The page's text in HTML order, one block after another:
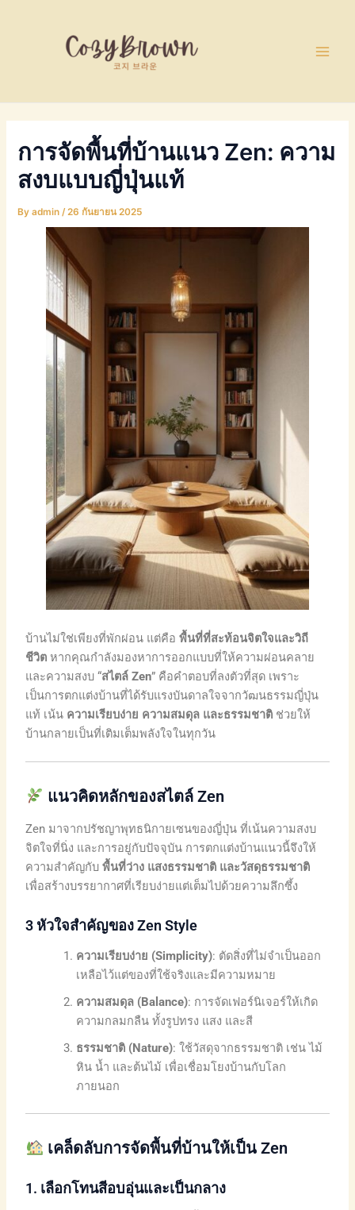
การจัดพื้นที่บ้านแนว Zen: ความ
สงบแบบญี่ปุ่นแท้
Byadmin/26 กันยายน 2025
บ้านไม่ใช่เพียงที่พักผ่อน แต่คือพื้นที่ที่สะท้อนจิตใจและวิถี
ชีวิต หากคุณกำลังมองหาการออกแบบที่ให้ความผ่อนคลาย
และความสงบ “สไตล์ Zen” คือคำตอบที่ลงตัวที่สุด เพราะ
เป็นการตกแต่งบ้านที่ได้รับแรงบันดาลใจจากวัฒนธรรมญี่ปุ่น
แท้ เน้น ความเรียบง่าย ความสมดุล และธรรมชาติ ช่วยให้
บ้านกลายเป็นที่เติมเต็มพลังใจในทุกวัน
แนวคิดหลักของสไตล์ Zen
Zen มาจากปรัชญาพุทธนิกายเซนของญี่ปุ่น ที่เน้นความสงบ
จิตใจที่นิ่ง และการอยู่กับปัจจุบัน การตกแต่งบ้านแนวนี้จึงให้
ความสำคัญกับพื้นที่ว่าง แสงธรรมชาติ และวัสดุธรรมชาติ
เพื่อสร้างบรรยากาศที่เรียบง่ายแต่เต็มไปด้วยความลึกซึ้ง
3 หัวใจสำคัญของ Zen Style
ความเรียบง่าย (Simplicity): ตัดสิ่งที่ไม่จำเป็นออก
เหลือไว้แต่ของที่ใช้จริงและมีความหมาย
ความสมดุล (Balance): การจัดเฟอร์นิเจอร์ให้เกิด
ความกลมกลืน ทั้งรูปทรง แสง และสี
ธรรมชาติ (Nature): ใช้วัสดุจากธรรมชาติ เช่น ไม้
หิน น้ำ และต้นไม้ เพื่อเชื่อมโยงบ้านกับโลก
ภายนอก
เคล็ดลับการจัดพื้นที่บ้านให้เป็น Zen
1. เลือกโทนสีอบอุ่นและเป็นกลาง